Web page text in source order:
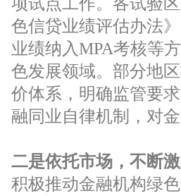
色信贷业绩评估办法
业绩纳入MPA考核等
色发展领域。部分地
价体系，明确监管要
融同业自律机制，对
二是依托市场，不断
积极推动金融机构绿